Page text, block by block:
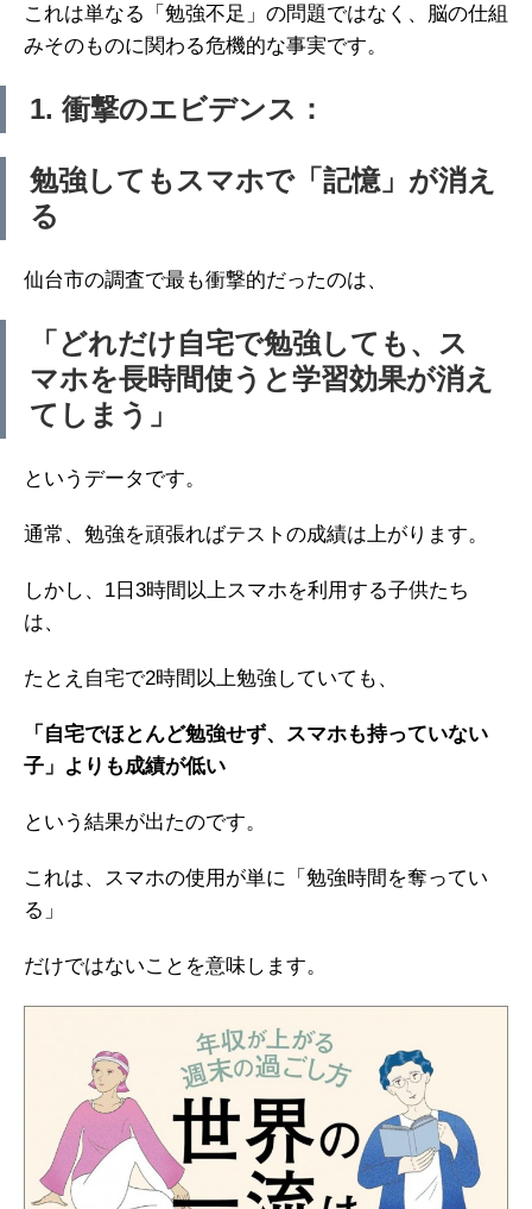
これは単なる「勉強不足」の問題ではなく、脳の仕組
みそのものに関わる危機的な事実です。
1. 衝撃のエビデンス：
勉強してもスマホで「記憶」が消え
る
仙台市の調査で最も衝撃的だったのは、
「どれだけ自宅で勉強しても、ス
マホを長時間使うと学習効果が消え
てしまう」
というデータです。
通常、勉強を頑張ればテストの成績は上がります。
しかし、1日3時間以上スマホを利用する子供たち
は、
たとえ自宅で2時間以上勉強していても、
「自宅でほとんど勉強せず、スマホも持っていない
子」よりも成績が低い
という結果が出たのです。
これは、スマホの使用が単に「勉強時間を奪ってい
る」
だけではないことを意味します。